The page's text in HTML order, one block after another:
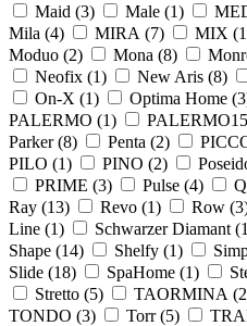
Maid (3) Male (1)
Mila (4) MIRA (7) MIX (
Moduo (2) Mona (8)
Neofix (1) New Aris (8)
On-X (1) Optima Home (3
PALERMO (1)
Parker (8) Penta (2)
PILO (1) PINO (2)
PRIME (3) Pulse (4)
Ray (13) Revo (1) Row (3
Line (1) Schwarzer Diamant (1
Shape (14) Shelfy (1)
Slide (18) SpaHome (1)
Stretto (5) TAORMINA (2
TONDO (3) Torr (5)